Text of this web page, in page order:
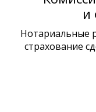
и
Нотариальные
страхование